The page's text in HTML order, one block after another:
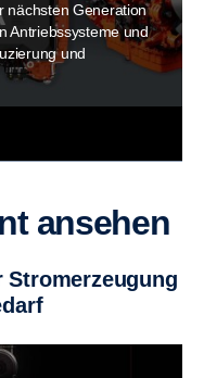
nächsten Generation
Antriebssysteme und
und
eignen sich
für Kraftstoffe aus
ansehen